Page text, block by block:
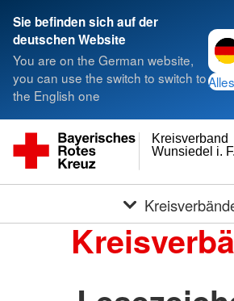
Sie befinden sich auf der
deutschen Website
You are on the German website,
you can use the switch to switch to
the English one
Wunsiedel i. F.
Kreisverband